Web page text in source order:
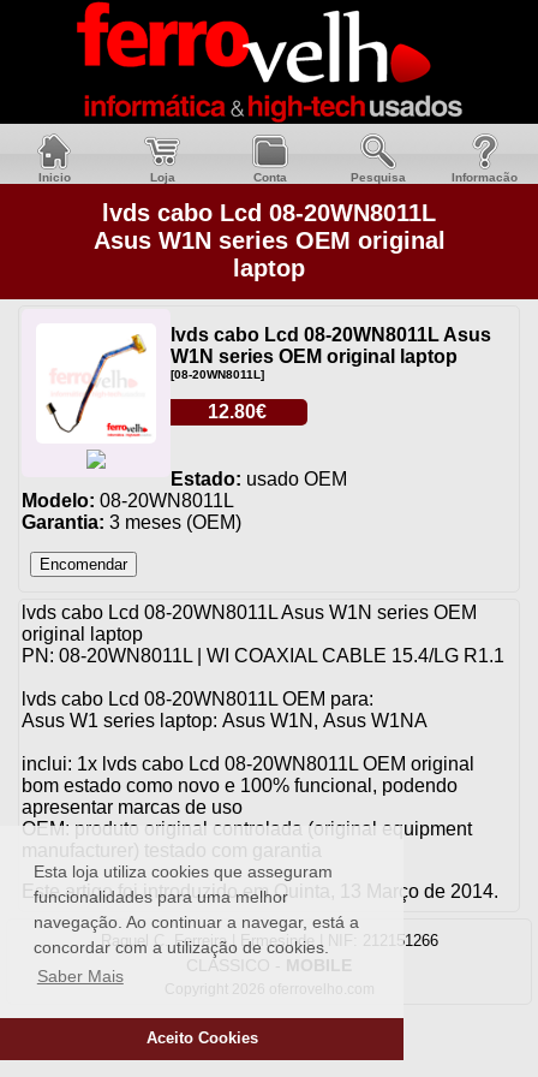
Esta loja utiliza cookies que asseguram
funcionalidades para uma melhor
navegação. Ao continuar a navegar, está a
concordar com a utilização de cookies.
Saber Mais
Aceito Cookies
Inicio Loja Conta Pesquisa Informacão
lvds cabo Lcd 08-20WN8011L
Asus W1N series OEM original
laptop
lvds cabo Lcd 08-20WN8011L Asus
W1N series OEM original laptop
[08-20WN8011L]
12.80€
Estado: usado OEM
Modelo: 08-20WN8011L
Garantia: 3 meses (OEM)
lvds cabo Lcd 08-20WN8011L Asus W1N series OEM
original laptop
PN: 08-20WN8011L | WI COAXIAL CABLE 15.4/LG R1.1
lvds cabo Lcd 08-20WN8011L OEM para:
Asus W1 series laptop: Asus W1N, Asus W1NA
inclui: 1x lvds cabo Lcd 08-20WN8011L OEM original
bom estado como novo e 100% funcional, podendo
apresentar marcas de uso
OEM: produto original controlada (original equipment
manufacturer) testado com garantia
Este artigo foi introduzido em Quinta, 13 Março de 2014.
Raquel C. Ferreira | Ermesinde | NIF: 212151266
CLASSICO - MOBILE
Copyright 2026 oferrovelho.com